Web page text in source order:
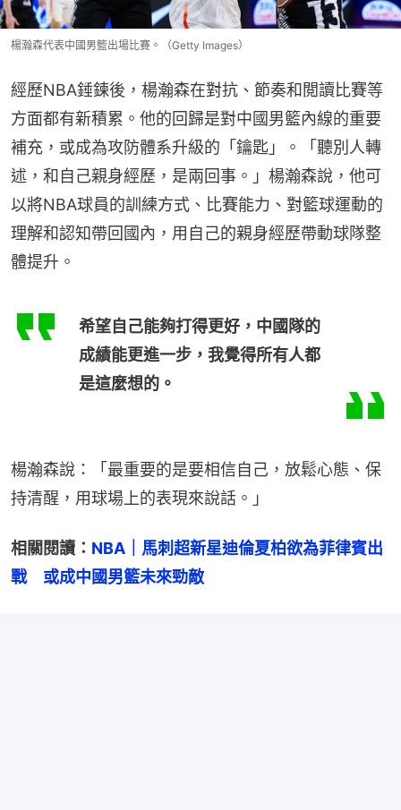
楊瀚森代表中國男籃出場比賽。（Getty Images）
經歷NBA錘鍊後，楊瀚森在對抗、節奏和閲讀比賽等
方面都有新積累。他的回歸是對中國男籃內線的重要
補充，或成為攻防體系升級的「鑰匙」。「聽別人轉
述，和自己親身經歷，是兩回事。」楊瀚森說，他可
以將NBA球員的訓練方式、比賽能力、對籃球運動的
理解和認知帶回國內，用自己的親身經歷帶動球隊整
體提升。
希望自己能夠打得更好，中國隊的
成績能更進一步，我覺得所有人都
是這麼想的。
楊瀚森說：「最重要的是要相信自己，放鬆心態、保
持清醒，用球場上的表現來說話。」
相關閱讀： NBA｜馬刺超新星迪倫夏柏欲為菲律賓出
戰　或成中國男籃未來勁敵